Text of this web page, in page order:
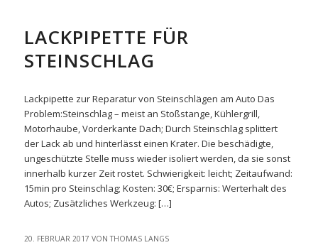
LACKPIPETTE FÜR
STEINSCHLAG
Lackpipette zur Reparatur von Steinschlägen am Auto Das
Problem:Steinschlag – meist an Stoßstange, Kühlergrill,
Motorhaube, Vorderkante Dach; Durch Steinschlag splittert
der Lack ab und hinterlässt einen Krater. Die beschädigte,
ungeschützte Stelle muss wieder isoliert werden, da sie sonst
innerhalb kurzer Zeit rostet. Schwierigkeit: leicht; Zeitaufwand:
15min pro Steinschlag; Kosten: 30€; Ersparnis: Werterhalt des
Autos; Zusätzliches Werkzeug: […]
20. FEBRUAR 2017 VONTHOMAS LANGS